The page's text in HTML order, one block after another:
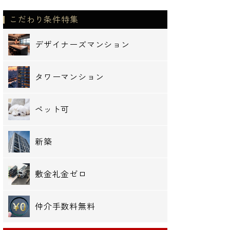
こだわり条件特集
デザイナーズマンション
タワーマンション
ペット可
新築
敷金礼金ゼロ
仲介手数料無料